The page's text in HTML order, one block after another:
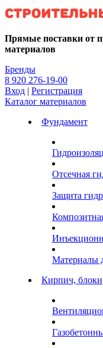
Kg
Прямые поставки от
материалов
Бренды
8 920 276-19-00
Вход | Регистрация
Каталог материалов
Фундамент
Отсечная
Защита
Материалы
Кирпич, блоки